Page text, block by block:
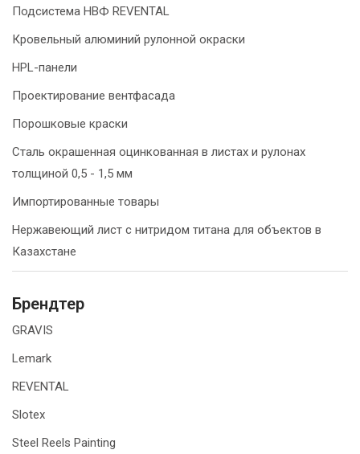
Подсистема НВФ REVENTAL
Кровельный алюминий рулонной окраски
HPL-панели
Проектирование вентфасада
Порошковые краски
Сталь окрашенная оцинкованная в листах и рулонах
толщиной 0,5 - 1,5 мм
Импортированные товары
Нержавеющий лист с нитридом титана для объектов в
Казахстане
Брендтер
GRAVIS
Lemark
REVENTAL
Slotex
Steel Reels Painting